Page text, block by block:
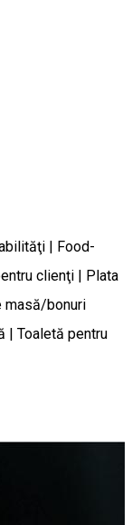
| Food-
clienţi | Plata
masă/bonuri
| Toaletă pentru